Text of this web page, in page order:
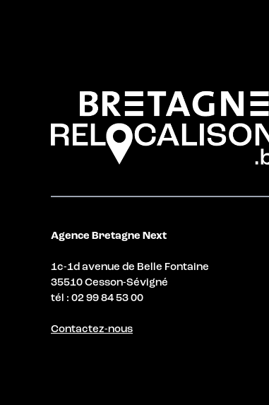
Agence Bretagne Next
1c-1d avenue de Belle Fontaine
35510 Cesson-Sévigné
tél : 02 99 84 53 00
Contactez-nous